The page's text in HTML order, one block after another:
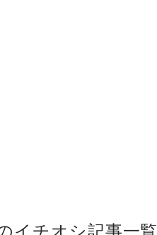
イチオシ記事一覧